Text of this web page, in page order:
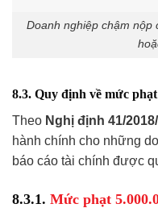
Doanh nghiệp chậm nộp
8.3. Quy định về mức
Theo Nghị định 41/
hành chính cho những
báo cáo tài chính được
8.3.1. Mức phạt